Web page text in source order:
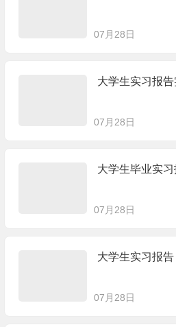
07月28日
大学生实习报
07月28日
大学生毕业实
07月28日
大学生实习报告
07月28日